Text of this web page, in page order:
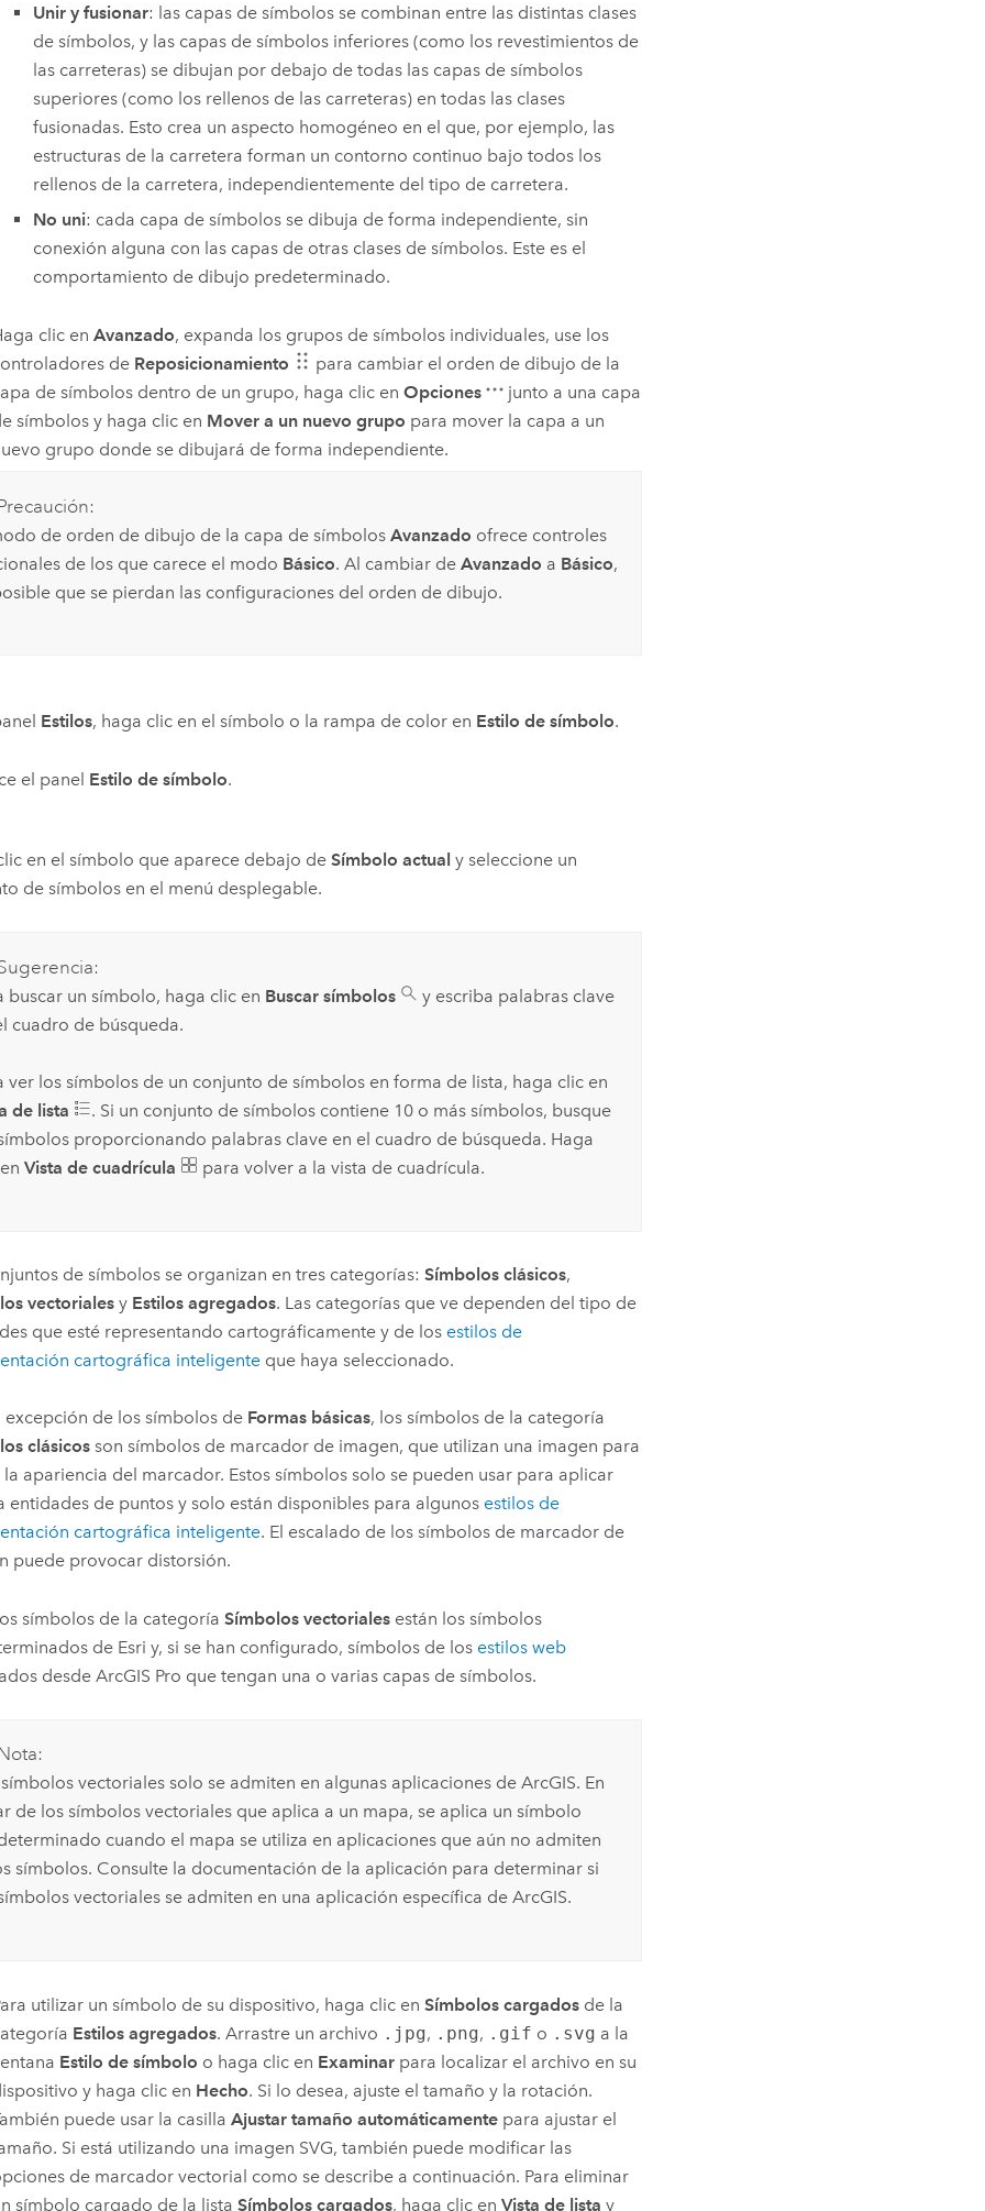
Unir y fusionar: las capas de símbolos se combinan entre las distintas clases
de símbolos, y las capas de símbolos inferiores (como los revestimientos de
las carreteras) se dibujan por debajo de todas las capas de símbolos
superiores (como los rellenos de las carreteras) en todas las clases
fusionadas. Esto crea un aspecto homogéneo en el que, por ejemplo, las
estructuras de la carretera forman un contorno continuo bajo todos los
rellenos de la carretera, independientemente del tipo de carretera.
No uni: cada capa de símbolos se dibuja de forma independiente, sin
conexión alguna con las capas de otras clases de símbolos. Este es el
comportamiento de dibujo predeterminado.
clic en Avanzado, expanda los grupos de símbolos individuales, use los
de Reposicionamiento
para cambiar el orden de dibujo de la
de símbolos dentro de un grupo, haga clic en Opciones
junto a una capa
símbolos y haga clic en Mover a un nuevo grupo para mover la capa a un
grupo donde se dibujará de forma independiente.
de orden de dibujo de la capa de símbolos Avanzado ofrece controles
de los que carece el modo Básico. Al cambiar de Avanzado a Básico,
que se pierdan las configuraciones del orden de dibujo.
Estilos, haga clic en el símbolo o la rampa de color en Estilo de símbolo.
el panel Estilo de símbolo.
en el símbolo que aparece debajo deSímbolo actual y seleccione un
de símbolos en el menú desplegable.
buscar un símbolo, haga clic en Buscar símbolos
y escriba palabras clave
cuadro de búsqueda.
ver los símbolos de un conjunto de símbolos en forma de lista, haga clic en
de lista
. Si un conjunto de símbolos contiene 10 o más símbolos, busque
proporcionando palabras clave en el cuadro de búsqueda. Haga
Vista de cuadrícula para volver a la vista de cuadrícula.
de símbolos se organizan en tres categorías:Símbolos clásicos,
vectoriales y Estilos agregados. Las categorías que ve dependen del tipo de
que esté representando cartográficamente y de los estilos de
cartográfica inteligente que haya seleccionado.
excepción de los símbolos de Formas básicas, los símbolos de la categoría
clásicos son símbolos de marcador de imagen, que utilizan una imagen para
apariencia del marcador. Estos símbolos solo se pueden usar para aplicar
entidades de puntos y solo están disponibles para algunos estilos de
cartográfica inteligente. El escalado de los símbolos de marcador de
puede provocar distorsión.
símbolos de la categoríaSímbolos vectoriales están los símbolos
de Esri y, si se han configurado, símbolos de los estilos web
desdeArcGIS Pro que tengan una o varias capas de símbolos.
vectoriales solo se admiten en algunas aplicaciones de ArcGIS. En
de los símbolos vectoriales que aplica a un mapa, se aplica un símbolo
cuando el mapa se utiliza en aplicaciones que aún no admiten
símbolos. Consulte la documentación de la aplicación para determinar si
vectoriales se admiten en una aplicación específica de ArcGIS.
utilizar un símbolo de su dispositivo, haga clic en Símbolos cargadosde la
Estilos agregados. Arrastre un archivo .jpg, .png, .gif o .svg a la
Estilo de símbolo o haga clic en Examinarpara localizar el archivo en su
y haga clic en Hecho. Si lo desea, ajuste el tamaño y la rotación.
puede usar la casilla Ajustar tamaño automáticamentepara ajustar el
Si está utilizando una imagen SVG, también puede modificar las
de marcador vectorial como se describe a continuación. Para eliminar
símbolo cargado de la lista Símbolos cargados, haga clic en Vista de lista y